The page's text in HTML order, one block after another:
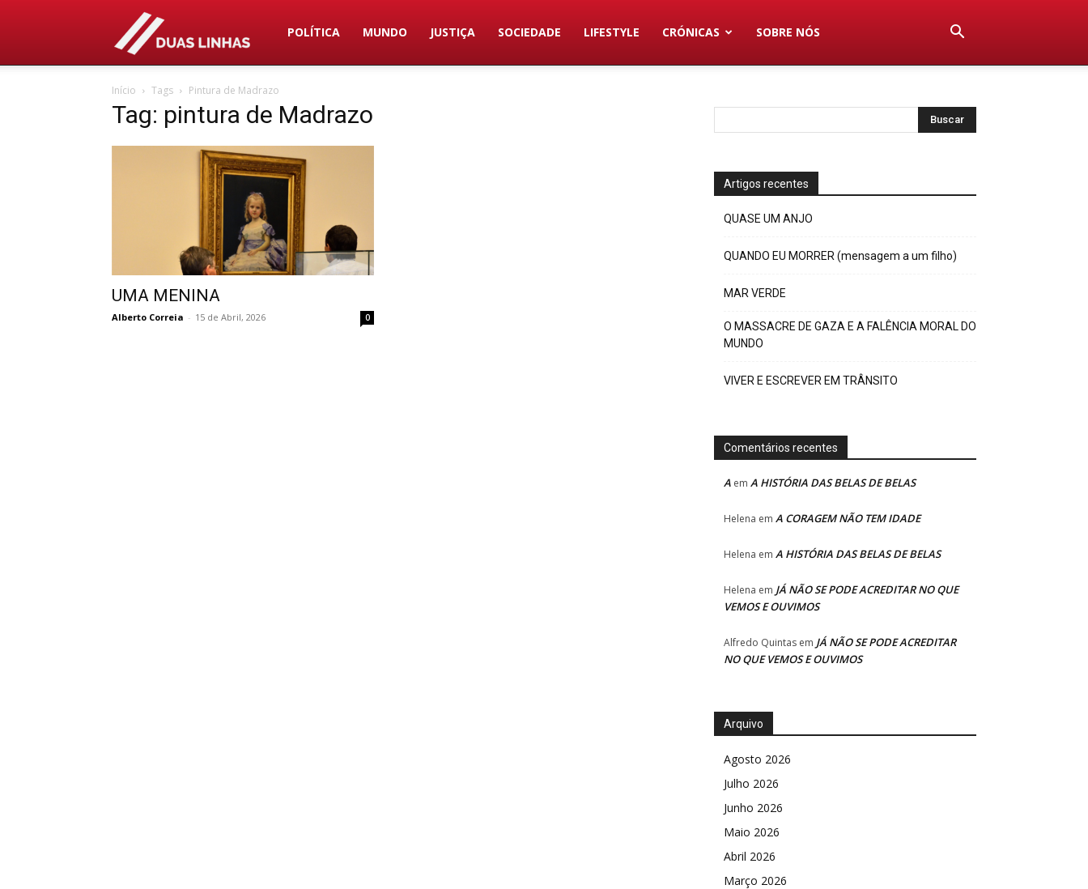
Duas
Linhas
POLÍTICA MUNDO JUSTIÇA SOCIEDADE LIFESTYLE CRÓNICAS SOBRE NÓS
Início Tags Pintura de Madrazo
Tag: pintura de Madrazo
UMA MENINA
Alberto Correia - 15 de Abril, 2026 0
Artigos recentes
QUASE UM ANJO
QUANDO EU MORRER (mensagem a um filho)
MAR VERDE
O MASSACRE DE GAZA E A FALÊNCIA MORAL DO
MUNDO
VIVER E ESCREVER EM TRÂNSITO
Comentários recentes
A em A HISTÓRIA DAS BELAS DE BELAS
Helena em A CORAGEM NÃO TEM IDADE
Helena em A HISTÓRIA DAS BELAS DE BELAS
Helena em JÁ NÃO SE PODE ACREDITAR NO QUE
VEMOS E OUVIMOS
Alfredo Quintas em JÁ NÃO SE PODE ACREDITAR
NO QUE VEMOS E OUVIMOS
Arquivo
Agosto 2026
Julho 2026
Junho 2026
Maio 2026
Abril 2026
Março 2026